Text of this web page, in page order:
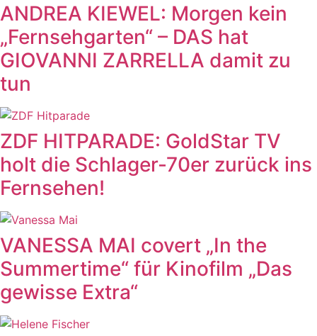
ANDREA KIEWEL: Morgen kein
„Fernsehgarten“ – DAS hat
GIOVANNI ZARRELLA damit zu
tun
ZDF HITPARADE: GoldStar TV
holt die Schlager-70er zurück ins
Fernsehen!
VANESSA MAI covert „In the
Summertime“ für Kinofilm „Das
gewisse Extra“